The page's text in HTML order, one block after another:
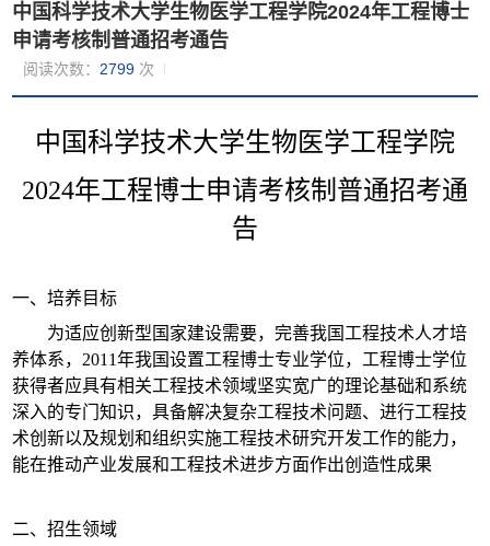
中国科学技术大学生物医学工程学院2024年工程博士
申请考核制普通招考通告
阅读次数：2799 次
中国科学技术大学生物医学工程学院
2024年工程博士申请考核制普通招考通
告
一、培养目标
为适应创新型国家建设需要，完善我国工程技术人才培
养体系， 2011年我国设置工程博士专业学位，工程博士学位
获得者应具有相关工程技术领域坚实宽广的理论基础和系统
深入的专门知识，具备解决复杂工程技术问题、进行工程技
术创新以及规划和组织实施工程技术研究开发工作的能力，
能在推动产业发展和工程技术进步方面作出创造性成果
二、招生领域